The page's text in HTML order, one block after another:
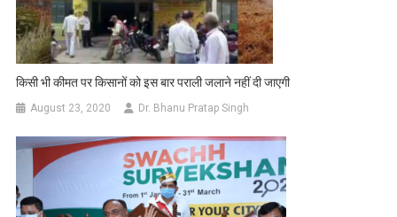
किसी भी कीमत पर किसानों को इस बार पराली जलाने नहीं दी जाएगी
August 23, 2020 Dr. Bhanu Pratap Singh